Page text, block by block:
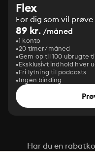
Flex
For dig som vil
89 kr. /måned
1 konto
20 timer/måned
Gem op til 100 ubrugte
Eksklusivt indhold hver
Fri lytning til podcasts
Ingen binding
Har du en